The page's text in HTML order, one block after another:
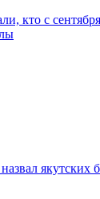
кто с
якутских